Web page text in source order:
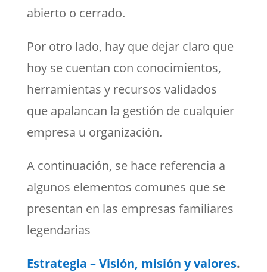
abierto o cerrado.
Por otro lado, hay que dejar claro que
hoy se cuentan con conocimientos,
herramientas y recursos validados
que apalancan la gestión de cualquier
empresa u organización.
A continuación, se hace referencia a
algunos elementos comunes que se
presentan en las empresas familiares
legendarias
Estrategia – Visión, misión y valores.